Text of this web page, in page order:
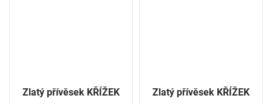
Zlatý přívěsek KŘÍŽEK Zlatý přívěsek KŘÍŽEK